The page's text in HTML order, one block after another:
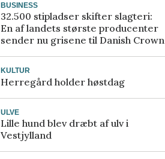
BUSINESS
32.500 stipladser skifter slagteri:
En af landets største producenter
sender nu grisene til Danish Crown
KULTUR
Herregård holder høstdag
ULVE
Lille hund blev dræbt af ulv i
Vestjylland